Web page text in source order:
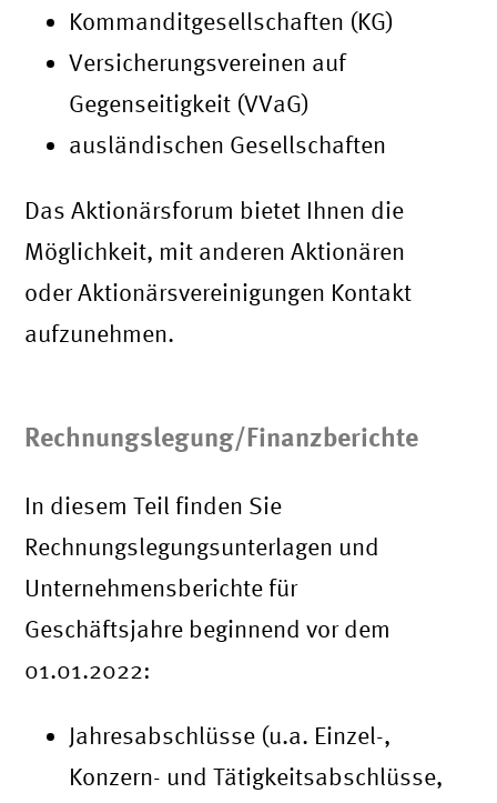
Kommanditgesellschaften (KG)
Versicherungsvereinen auf
Gegenseitigkeit (VVaG)
ausländischen Gesellschaften
Das Aktionärsforum bietet Ihnen die
Möglichkeit, mit anderen Aktionären
oder Aktionärsvereinigungen Kontakt
aufzunehmen.
Rechnungslegung/Finanzberichte
In diesem Teil finden Sie
Rechnungslegungsunterlagen und
Unternehmensberichte für
Geschäftsjahre beginnend vor dem
01.01.2022:
Jahresabschlüsse (u.a. Einzel-,
Konzern- und Tätigkeitsabschlüsse,